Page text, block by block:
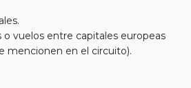
vuelos entre capitales europeas
mencionen en el circuito).